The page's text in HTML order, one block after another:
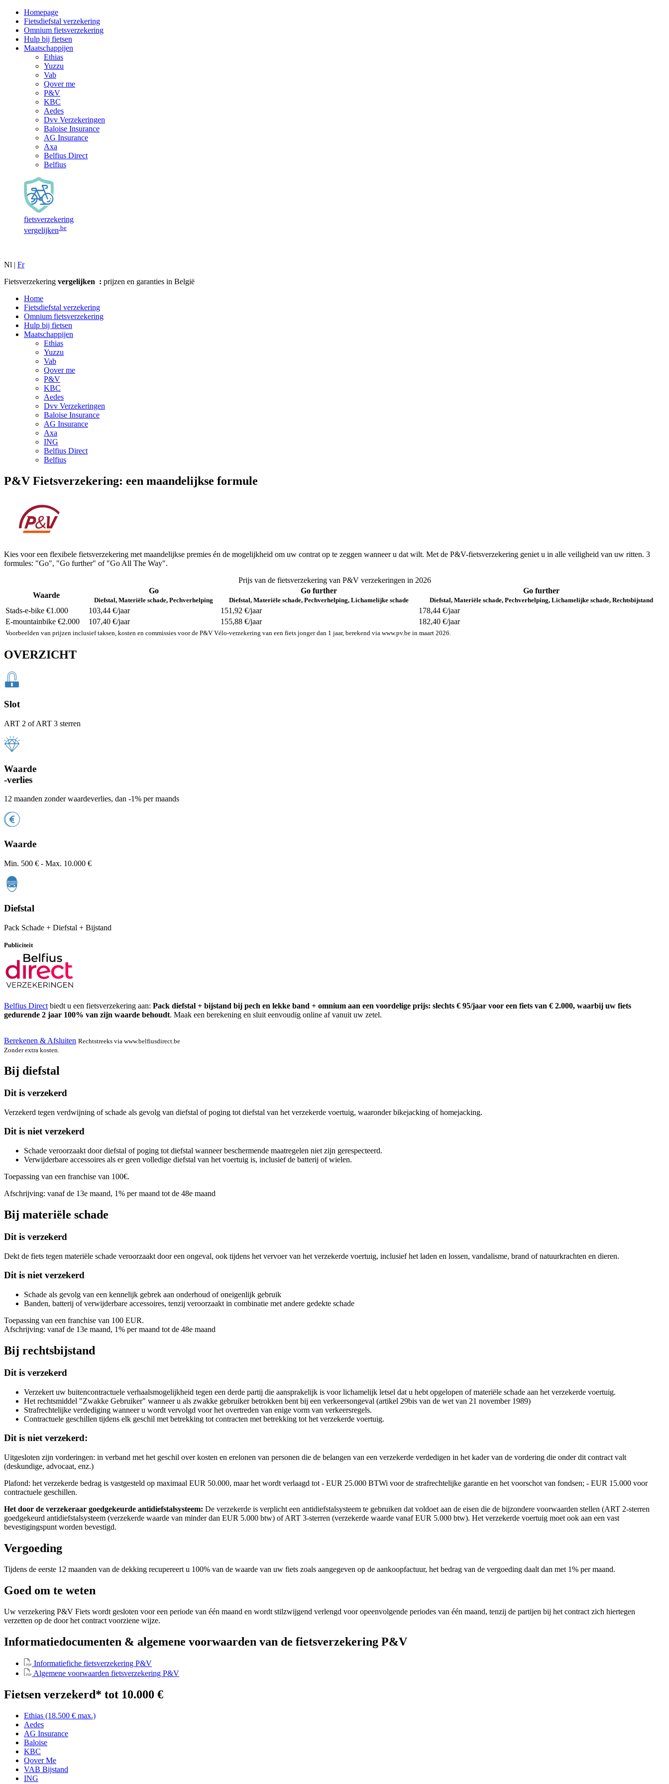
Homepage
Fietsdiefstal verzekering
Omnium fietsverzekering
Hulp bij fietsen
Maatschappijen
Ethias
Yuzzu
Vab
Qover me
P&V
KBC
Aedes
Dvv Verzekeringen
Baloise Insurance
AG Insurance
Axa
Belfius Direct
Belfius
fietsverzekering
vergelijken.be
Nl | Fr
Fietsverzekering vergelijken : prijzen en garanties in België
Home
Fietsdiefstal verzekering
Omnium fietsverzekering
Hulp bij fietsen
Maatschappijen
Ethias
Yuzzu
Vab
Qover me
P&V
KBC
Aedes
Dvv Verzekeringen
Baloise Insurance
AG Insurance
Axa
ING
Belfius Direct
Belfius
P&V Fietsverzekering: een maandelijkse formule
Kies voor een flexibele fietsverzekering met maandelijkse premies én de mogelijkheid om uw contrat op te zeggen wanneer u dat wilt. Met de P&V-fietsverzekering geniet u in alle veiligheid van uw ritten. 3
formules: "Go", "Go further" of "Go All The Way".
Prijs van de fietsverzekering van P&V verzekeringen in 2026
Waarde
Go
Diefstal, Materiële schade, Pechverhelping
Go further
Diefstal, Materiële schade, Pechverhelping, Lichamelijke schade
Go further
Diefstal, Materiële schade, Pechverhelping, Lichamelijke schade, Rechtsbijstand
Stads-e-bike €1.000 103,44 €/jaar 151,92 €/jaar
178,44 €/jaar
E-mountainbike €2.000
107,40 €/jaar 155,88 €/jaar 182,40 €/jaar
Voorbeelden van prijzen inclusief taksen, kosten en commissies voor de P&V Vélo-verzekering van een fiets jonger dan 1 jaar, berekend via www.pv.be in maart 2026.
OVERZICHT
Slot
ART 2 of ART 3 sterren
Waarde
-verlies
12 maanden zonder waardeverlies, dan -1% per maands
Waarde
Min. 500 € - Max. 10.000 €
Diefstal
Pack Schade + Diefstal + Bijstand
Publiciteit
Belfius Direct biedt u een fietsverzekering aan: Pack diefstal + bijstand bij pech en lekke band + omnium aan een voordelige prijs: slechts € 95/jaar voor een fiets van € 2.000, waarbij uw fiets
gedurende 2 jaar 100% van zijn waarde behoudt. Maak een berekening en sluit eenvoudig online af vanuit uw zetel.
Berekenen & Afsluiten Rechtstreeks via www.belfiusdirect.be
Zonder extra kosten.
Bij diefstal
Dit is verzekerd
Verzekerd tegen verdwijning of schade als gevolg van diefstal of poging tot diefstal van het verzekerde voertuig, waaronder bikejacking of homejacking.
Dit is niet verzekerd
Schade veroorzaakt door diefstal of poging tot diefstal wanneer beschermende maatregelen niet zijn gerespecteerd.
Verwijderbare accessoires als er geen volledige diefstal van het voertuig is, inclusief de batterij of wielen.
Toepassing van een franchise van 100€.
Afschrijving: vanaf de 13e maand, 1% per maand tot de 48e maand
Bij materiële schade
Dit is verzekerd
Dekt de fiets tegen materiële schade veroorzaakt door een ongeval, ook tijdens het vervoer van het verzekerde voertuig, inclusief het laden en lossen, vandalisme, brand of natuurkrachten en dieren.
Dit is niet verzekerd
Schade als gevolg van een kennelijk gebrek aan onderhoud of oneigenlijk gebruik
Banden, batterij of verwijderbare accessoires, tenzij veroorzaakt in combinatie met andere gedekte schade
Toepassing van een franchise van 100 EUR.
Afschrijving: vanaf de 13e maand, 1% per maand tot de 48e maand
Bij rechtsbijstand
Dit is verzekerd
Verzekert uw buitencontractuele verhaalsmogelijkheid tegen een derde partij die aansprakelijk is voor lichamelijk letsel dat u hebt opgelopen of materiële schade aan het verzekerde voertuig.
Het rechtsmiddel "Zwakke Gebruiker" wanneer u als zwakke gebruiker betrokken bent bij een verkeersongeval (artikel 29bis van de wet van 21 november 1989)
Strafrechtelijke verdediging wanneer u wordt vervolgd voor het overtreden van enige vorm van verkeersregels.
Contractuele geschillen tijdens elk geschil met betrekking tot contracten met betrekking tot het verzekerde voertuig.
Dit is niet verzekerd:
Uitgesloten zijn vorderingen: in verband met het geschil over kosten en erelonen van personen die de belangen van een verzekerde verdedigen in het kader van de vordering die onder dit contract valt
(deskundige, advocaat, enz.)
Plafond: het verzekerde bedrag is vastgesteld op maximaal EUR 50.000, maar het wordt verlaagd tot - EUR 25.000 BTWi voor de strafrechtelijke garantie en het voorschot van fondsen; - EUR 15.000 voor
contractuele geschillen.
Het door de verzekeraar goedgekeurde antidiefstalsysteem: De verzekerde is verplicht een antidiefstalsysteem te gebruiken dat voldoet aan de eisen die de bijzondere voorwaarden stellen (ART 2-sterren
goedgekeurd antidiefstalsysteem (verzekerde waarde van minder dan EUR 5.000 btw) of ART 3-sterren (verzekerde waarde vanaf EUR 5.000 btw). Het verzekerde voertuig moet ook aan een vast
bevestigingspunt worden bevestigd.
Vergoeding
Tijdens de eerste 12 maanden van de dekking recupereert u 100% van de waarde van uw fiets zoals aangegeven op de aankoopfactuur, het bedrag van de vergoeding daalt dan met 1% per maand.
Goed om te weten
Uw verzekering P&V Fiets wordt gesloten voor een periode van één maand en wordt stilzwijgend verlengd voor opeenvolgende periodes van één maand, tenzij de partijen bij het contract zich hiertegen
verzetten op de door het contract voorziene wijze.
Informatiedocumenten & algemene voorwaarden van de fietsverzekering P&V
Informatiefiche fietsverzekering P&V
Algemene voorwaarden fietsverzekering P&V
Fietsen verzekerd* tot 10.000 €
Ethias (18.500 € max.)
Aedes
AG Insurance
Baloise
KBC
Qover Me
VAB Bijstand
ING